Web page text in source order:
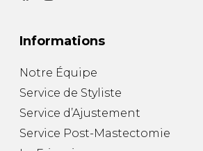
Informations
Notre Équipe
Service de Styliste
Service d’Ajustement
Service Post-Mastectomie